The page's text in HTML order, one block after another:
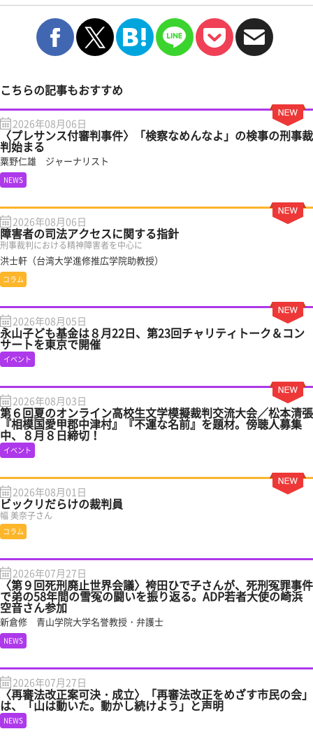
こちらの記事もおすすめ
2026年08月06日
〈プレサンス付審判事件〉「検察なめんなよ」の検事の刑事裁
判始まる
粟野仁雄 ジャーナリスト
NEWS
2026年08月06日
障害者の司法アクセスに関する指針
刑事裁判における精神障害者を中心に
洪士軒（台湾大学進修推広学院助教授）
コラム
2026年08月05日
永山子ども基金は８月22日、第23回チャリティトーク＆コン
サートを東京で開催
イベント
2026年08月03日
第６回夏のオンライン高校生文学模擬裁判交流大会／松本清張
『相模国愛甲郡中津村』『不運な名前』を題材。傍聴人募集
中、８月８日締切！
イベント
2026年08月01日
ビックリだらけの裁判員
幅 美奈子さん
コラム
2026年07月27日
〈第９回死刑廃止世界会議〉袴田ひで子さんが、死刑冤罪事件
で弟の58年間の雪冤の闘いを振り返る。ADP若者大使の崎浜
空音さん参加
新倉修 青山学院大学名誉教授・弁護士
NEWS
2026年07月27日
〈再審法改正案可決・成立〉「再審法改正をめざす市民の会」
は、「山は動いた。動かし続けよう」と声明
NEWS